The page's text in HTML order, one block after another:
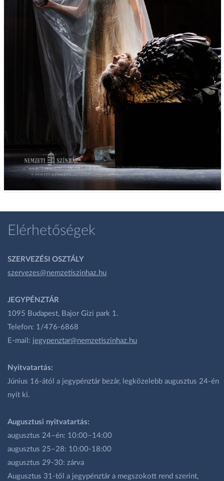
Elérhetőségek
SZERVEZÉSI OSZTÁLY
szervezes@nemzetiszinhaz.hu
JEGYPÉNZTÁR
1095 Budapest, Bajor Gizi park 1.
Telefon: 1/476-6868
E-mail: jegypenztar@nemzetiszinhaz.hu
Nyitvatartás:
Június 16-ától a jegypénztár bezár, legközelebb augusztus 24-én
nyit ki.
Augusztusi nyitvatartás:
augusztus 24–én: 10:00–14:00
augusztus 25–28: 10:00-18:00
augusztus 29-30: zárva
Augusztus 31-től a jegypénztár a megszokott rend szerint,